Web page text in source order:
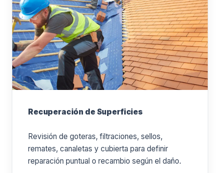
Recuperación de Superficies
Revisión de goteras, filtraciones, sellos,
remates, canaletas y cubierta para definir
reparación puntual o recambio según el daño.